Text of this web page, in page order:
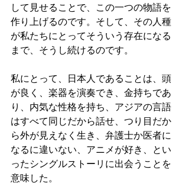
して見せることで、この一つの物語を
作り上げるのです。そして、その人種
が私たちにとってそういう存在になる
まで、そうし続けるのです。
私にとって、日本人であることは、頭
が良く、楽器を演奏でき、金持ちであ
り、内気な性格を持ち、アジアの言語
はすべて同じだから話せ、つり目だか
ら外が見えなく生き、弁護士か医者に
なるに違いない、アニメが好き、とい
ったシングルストーリに出会うことを
意味した。